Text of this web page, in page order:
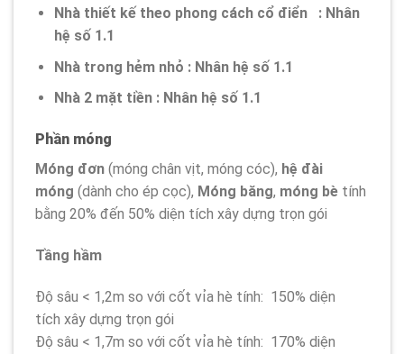
Nhà thiết kế theo phong cách cổ điển : Nhân
hệ số 1.1
Nhà trong hẻm nhỏ : Nhân hệ số 1.1
Nhà 2 mặt tiền : Nhân hệ số 1.1
Phần móng
Móng đơn (móng chân vịt, móng cóc), hệ đài
móng (dành cho ép cọc), Móng băng, móng bè tính
bằng 20% đến 50% diện tích xây dựng trọn gói
Tầng hầm
Độ sâu < 1,2m so với cốt vỉa hè tính: 150% diện
tích xây dựng trọn gói
Độ sâu < 1,7m so với cốt vỉa hè tính: 170% diện